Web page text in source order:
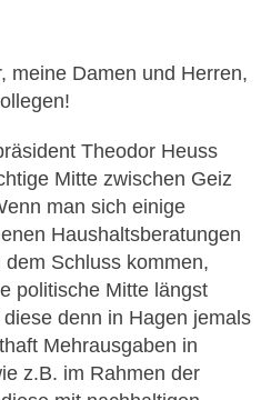
meine Damen und Herren,
Theodor Heuss
Mitte zwischen Geiz
man sich einige
Haushaltsberatungen
Schluss kommen,
politische Mitte längst
denn in Hagen jemals
Mehrausgaben in
z.B. im Rahmen der